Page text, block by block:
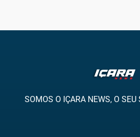
SOMOS O IÇARA NEWS, O SEU